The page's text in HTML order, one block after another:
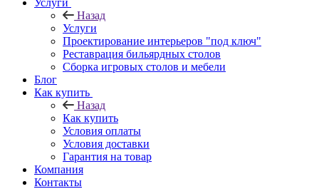
Услуги
Назад
Услуги
Проектирование интерьеров "под ключ"
Реставрация бильярдных столов
Сборка игровых столов и мебели
Блог
Как купить
Назад
Как купить
Условия оплаты
Условия доставки
Гарантия на товар
Компания
Контакты